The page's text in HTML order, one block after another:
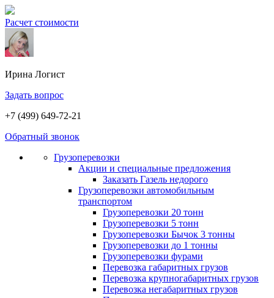
Расчет стоимости
Ирина Логист
Задать вопрос
+7 (499) 649-72-21
Обратный звонок
Грузоперевозки
Акции и специальные предложения
Заказать Газель недорого
Грузоперевозки автомобильным
транспортом
Грузоперевозки 20 тонн
Грузоперевозки 5 тонн
Грузоперевозки Бычок 3 тонны
Грузоперевозки до 1 тонны
Грузоперевозки фурами
Перевозка габаритных грузов
Перевозка крупногабаритных грузов
Перевозка негабаритных грузов